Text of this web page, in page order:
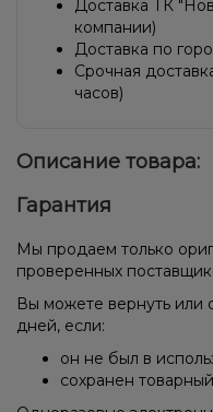
Доставка ТК
компании)
Доставка по
Срочная
часов)
Описание товара:
Гарантия
Мы продаем только
проверенных
Вы можете вернуть или
дней, если:
он не был в
сохранен